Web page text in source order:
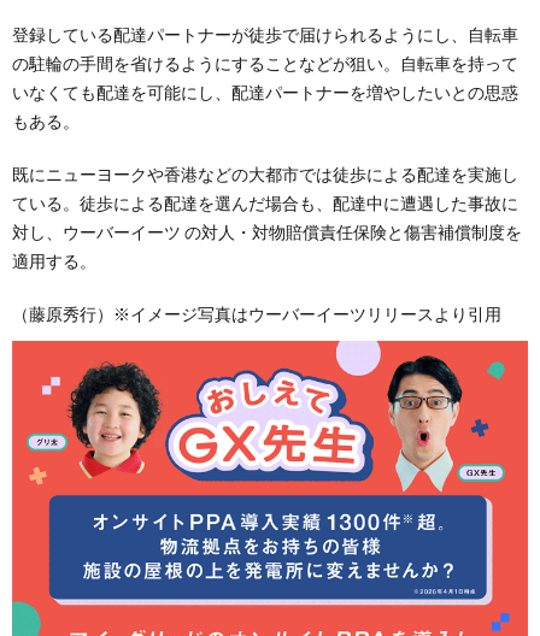
登録している配達パートナーが徒歩で届けられるようにし、自転車
の駐輪の手間を省けるようにすることなどが狙い。自転車を持って
いなくても配達を可能にし、配達パートナーを増やしたいとの思惑
もある。
既にニューヨークや香港などの大都市では徒歩による配達を実施し
ている。徒歩による配達を選んだ場合も、配達中に遭遇した事故に
対し、ウーバーイーツ の対人・対物賠償責任保険と傷害補償制度を
適用する。
（藤原秀行）※イメージ写真はウーバーイーツリリースより引用